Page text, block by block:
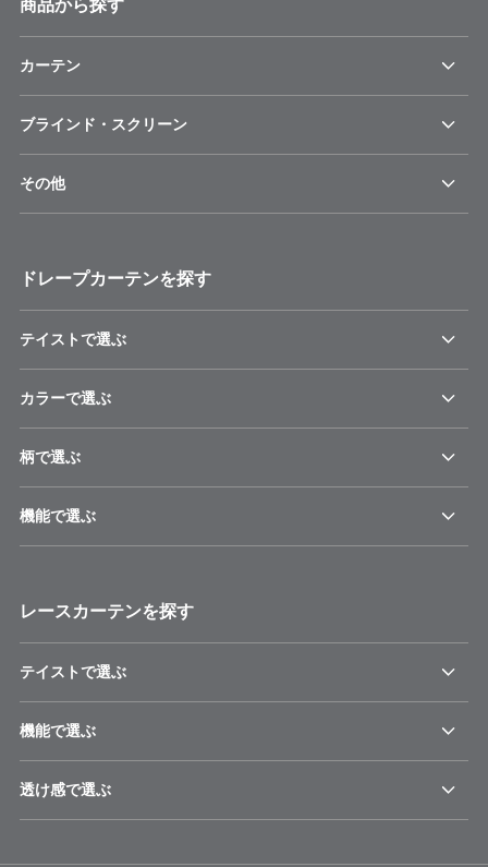
商品から探す
カーテン
ブラインド・スクリーン
その他
ドレープカーテンを探す
テイストで選ぶ
カラーで選ぶ
柄で選ぶ
機能で選ぶ
レースカーテンを探す
テイストで選ぶ
機能で選ぶ
透け感で選ぶ